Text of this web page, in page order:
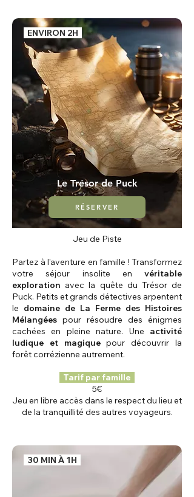
ENVIRON 2H
Le Trésor de Puck
RÉSERVER
Jeu de Piste
Partez à l'aventure en famille ! Transformez
votre séjour insolite en véritable
exploration avec la quête du Trésor de
Puck. Petits et grands détectives arpentent
le domaine de La Ferme des Histoires
Mélangées pour résoudre des énigmes
cachées en pleine nature. Une activité
ludique et magiquepour découvrir la
forêt corrézienne autrement.
Tarif par famille
5€
Jeu en libre accès dans le respect du lieu et
de la tranquillité des autres voyageurs.
30 MIN À 1H